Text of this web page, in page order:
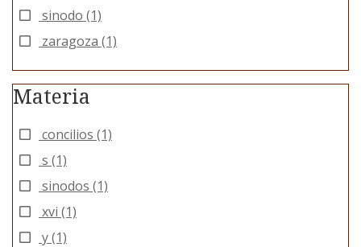
sinodo (1)
zaragoza (1)
Materia
concilios (1)
s (1)
sinodos (1)
xvi (1)
y(1)